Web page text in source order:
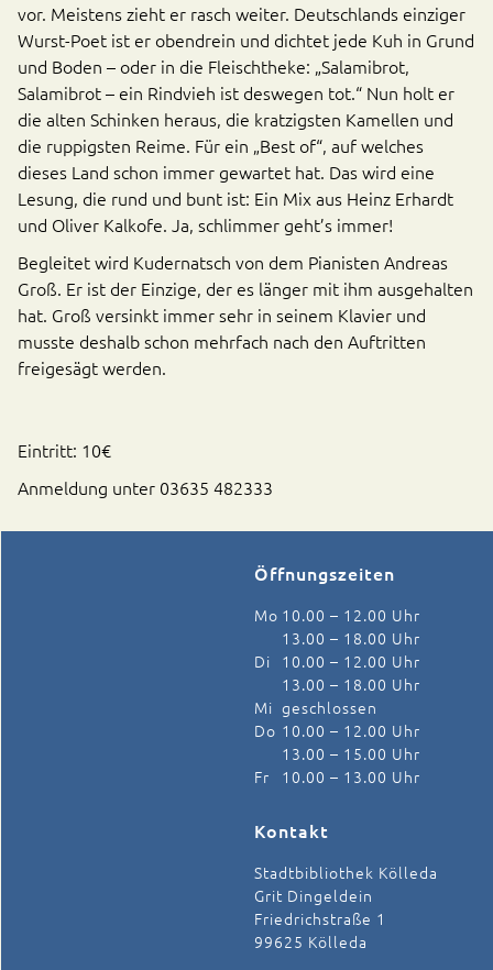
vor. Meistens zieht er rasch weiter. Deutschlands einziger
Wurst-Poet ist er obendrein und dichtet jede Kuh in Grund
und Boden – oder in die Fleischtheke: „Salamibrot,
Salamibrot – ein Rindvieh ist deswegen tot.“ Nun holt er
die alten Schinken heraus, die kratzigsten Kamellen und
die ruppigsten Reime. Für ein „Best of“, auf welches
dieses Land schon immer gewartet hat. Das wird eine
Lesung, die rund und bunt ist: Ein Mix aus Heinz Erhardt
und Oliver Kalkofe. Ja, schlimmer geht’s immer!
Begleitet wird Kudernatsch von dem Pianisten Andreas
Groß. Er ist der Einzige, der es länger mit ihm ausgehalten
hat. Groß versinkt immer sehr in seinem Klavier und
musste deshalb schon mehrfach nach den Auftritten
freigesägt werden.
Eintritt: 10€
Anmeldung unter 03635 482333
Öffnungszeiten
Mo 10.00 – 12.00 Uhr
13.00 – 18.00 Uhr
Di 10.00 – 12.00 Uhr
13.00 – 18.00 Uhr
Mi geschlossen
Do 10.00 – 12.00 Uhr
13.00 – 15.00 Uhr
Fr
10.00 – 13.00 Uhr
Kontakt
Stadtbibliothek Kölleda
Grit Dingeldein
Friedrichstraße 1
99625 Kölleda